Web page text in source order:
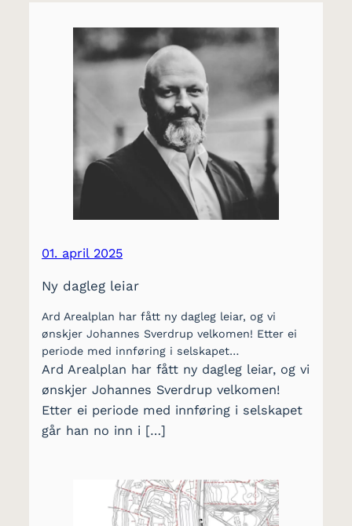
01. april 2025
Ny dagleg leiar
Ard Arealplan har fått ny dagleg leiar, og vi
ønskjer Johannes Sverdrup velkomen! Etter ei
periode med innføring i selskapet…
Ard Arealplan har fått ny dagleg leiar, og vi
ønskjer Johannes Sverdrup velkomen!
Etter ei periode med innføring i selskapet
går han no inn i […]